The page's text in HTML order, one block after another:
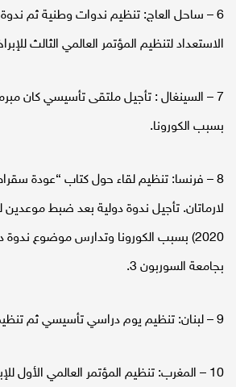
6 – ساحل العاج: تنظيم ندوات وطنية ثم ندوة
الاستعداد لتنظيم المؤتمر العالمي الثالث
بسبب الكورونا.
8 – فرنسا: تنظيم لقاء حول كتاب “عودة
لارماتان. تأجيل ندوة دولية بعد ضبط
2020) بسبب الكورونا وتدارس موضوع ندوة
بجامعة السوربون 3.
9 – لبنان: تنظيم يوم دراسي تأسيسي ثم تنظيم ونشر ندوة دولية.